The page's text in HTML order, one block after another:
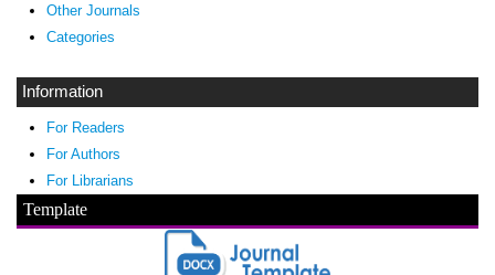
Other Journals
Categories
Information
For Readers
For Authors
For Librarians
Template